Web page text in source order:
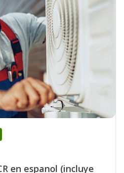
en espanol (incluye